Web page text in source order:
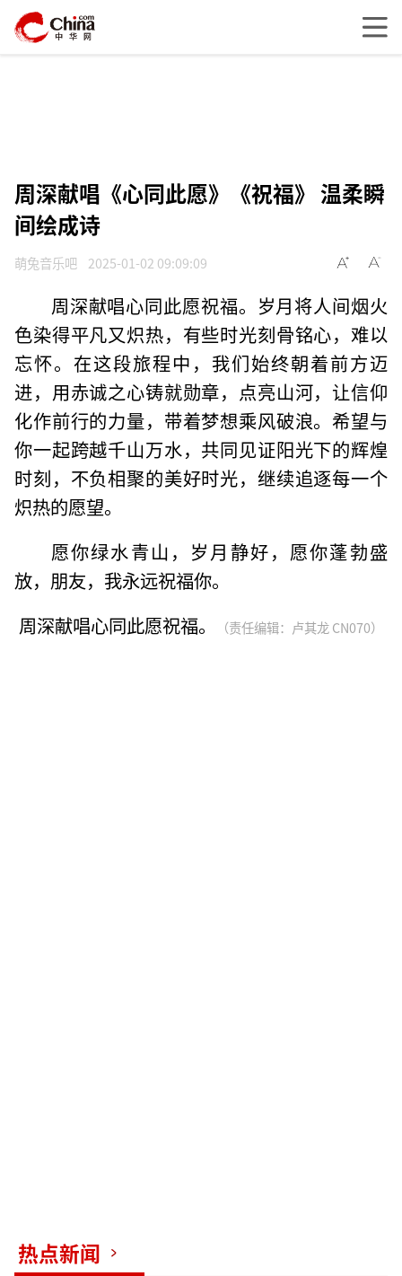
周深献唱《心同此愿》《祝福》 温柔瞬
间绘成诗
萌兔音乐吧 2025-01-02 09:09:09
周深献唱心同此愿祝福。岁月将人间烟火
色染得平凡又炽热，有些时光刻骨铭心，难以
忘怀。在这段旅程中，我们始终朝着前方迈
进，用赤诚之心铸就勋章，点亮山河，让信仰
化作前行的力量，带着梦想乘风破浪。希望与
你一起跨越千山万水，共同见证阳光下的辉煌
时刻，不负相聚的美好时光，继续追逐每一个
炽热的愿望。
愿你绿水青山，岁月静好，愿你蓬勃盛
放，朋友，我永远祝福你。
周深献唱心同此愿祝福。
（责任编辑：卢其龙 CN070）
热点新闻